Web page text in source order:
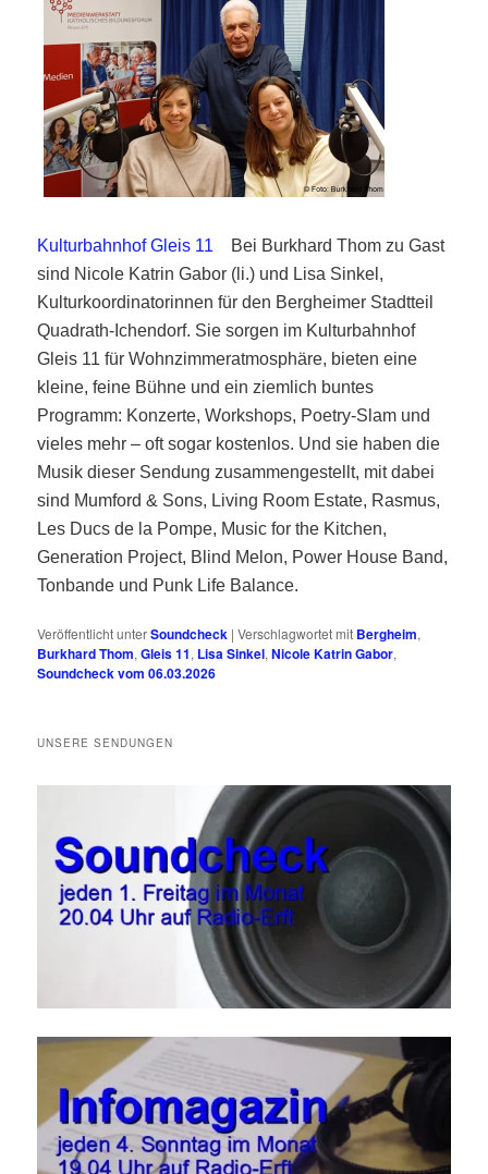
Kulturbahnhof Gleis 11 Bei Burkhard Thom zu Gast
sind Nicole Katrin Gabor (li.) und Lisa Sinkel,
Kulturkoordinatorinnen für den Bergheimer Stadtteil
Quadrath-Ichendorf. Sie sorgen im Kulturbahnhof
Gleis 11 für Wohnzimmeratmosphäre, bieten eine
kleine, feine Bühne und ein ziemlich buntes
Programm: Konzerte, Workshops, Poetry-Slam und
vieles mehr – oft sogar kostenlos. Und sie haben die
Musik dieser Sendung zusammengestellt, mit dabei
sind Mumford & Sons, Living Room Estate, Rasmus,
Les Ducs de la Pompe, Music for the Kitchen,
Generation Project, Blind Melon, Power House Band,
Tonbande und Punk Life Balance.
Veröffentlicht unterSoundcheck |Verschlagwortet mit Bergheim,
Burkhard Thom,Gleis 11, Lisa Sinkel,Nicole Katrin Gabor,
Soundcheck vom 06.03.2026
UNSERE SENDUNGEN